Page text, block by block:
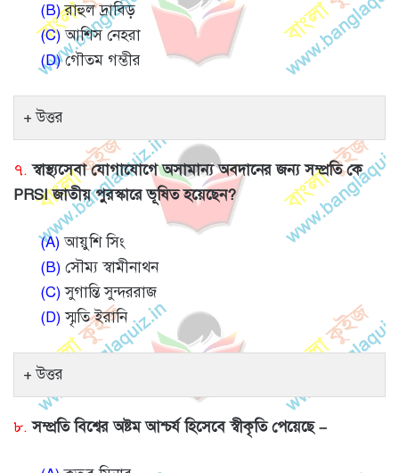
(B)রাহুল দ্রাবিড়
(C)আশিস নেহরা
(D)গৌতম গম্ভীর
উত্তর
৭. স্বাস্থ্যসেবা যোগাযোগে অসামান্য অবদানের জন্য সম্প্রতি কে
PRSI জাতীয় পুরস্কারে ভূষিত হয়েছেন?
(A)আয়ুশি সিং
(B) সৌম্য স্বামীনাথন
(C)সুগান্তি সুন্দররাজ
(D)স্মৃতি ইরানি
উত্তর
৮. সম্প্রতি বিশ্বের অষ্টম আশ্চর্য হিসেবে স্বীকৃতি পেয়েছে –